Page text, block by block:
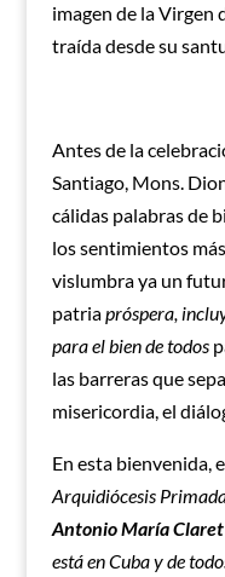
imagen de la Virgen
traída desde su
Antes de la
Santiago, Mons.
cálidas palabras de
los sentimientos
vislumbra ya un
patriapróspera,
para el bien de todos
las barreras que
misericordia, el
En esta bienvenida,
Arquidiócesis
Antonio María Claret
está en Cuba y de